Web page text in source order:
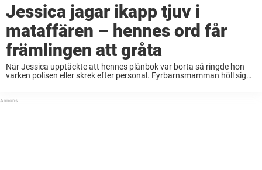
Jessica jagar ikapp tjuv i
mataffären – hennes ord får
främlingen att gråta
När Jessica upptäckte att hennes plånbok var borta så ringde hon
varken polisen eller skrek efter personal. Fyrbarnsmamman höll sig